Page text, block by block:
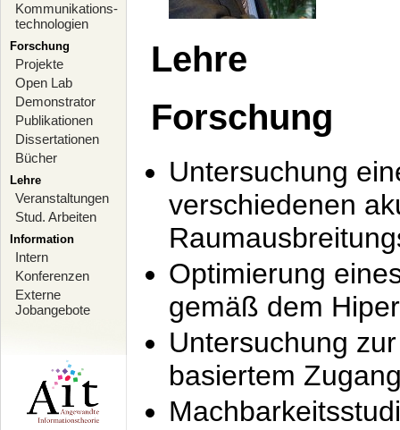
Kommunikations-
technologien
Forschung
Projekte
Open Lab
Demonstrator
Publikationen
Dissertationen
Bücher
Lehre
Veranstaltungen
Stud. Arbeiten
Information
Intern
Konferenzen
Externe
Jobangebote
Lehre
Forschung
Untersuchung
verschiedenen
Optimierung
gemäß dem
Untersuchung
basiertem